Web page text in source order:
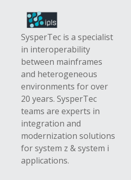
SysperTec is a specialist
in interoperability
between mainframes
and heterogeneous
environments for over
20 years. SysperTec
teams are experts in
integration and
modernization solutions
for system z & system i
applications.